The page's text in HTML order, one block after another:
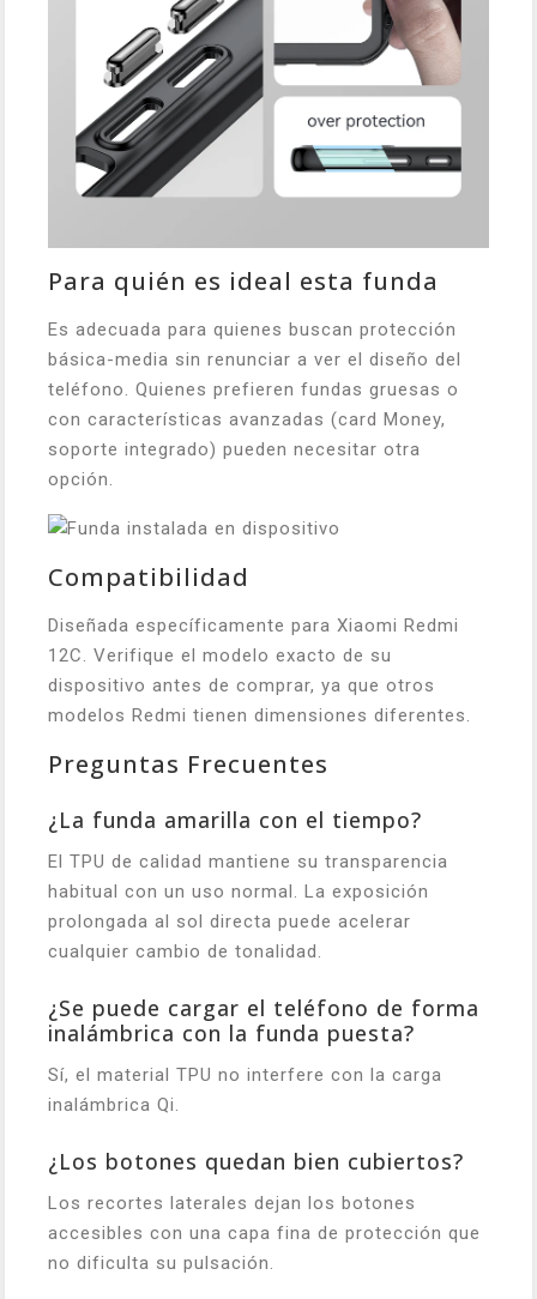
Para quién es ideal esta funda
Es adecuada para quienes buscan protección
básica-media sin renunciar a ver el diseño del
teléfono. Quienes prefieren fundas gruesas o
con características avanzadas (card Money,
soporte integrado) pueden necesitar otra
opción.
Compatibilidad
Diseñada específicamente para Xiaomi Redmi
12C. Verifique el modelo exacto de su
dispositivo antes de comprar, ya que otros
modelos Redmi tienen dimensiones diferentes.
Preguntas Frecuentes
¿La funda amarilla con el tiempo?
El TPU de calidad mantiene su transparencia
habitual con un uso normal. La exposición
prolongada al sol directa puede acelerar
cualquier cambio de tonalidad.
¿Se puede cargar el teléfono de forma
inalámbrica con la funda puesta?
Sí, el material TPU no interfere con la carga
inalámbrica Qi.
¿Los botones quedan bien cubiertos?
Los recortes laterales dejan los botones
accesibles con una capa fina de protección que
no dificulta su pulsación.